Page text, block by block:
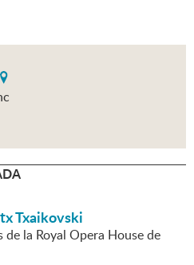
Txaikovski
la Royal Opera House de